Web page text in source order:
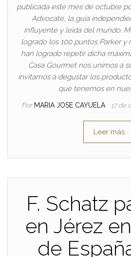
publicada este mes de octubre
Advocate, la guía
influyente y leída del mundo.
logrado los 100 puntos Parker y
han logrado repetir dicha
Casa Gourmet nos unimos a
invitamos a degustar los
que tenemos en
Por MARIA JOSE CAYUELA 17 de
Leer más
F. Schatz
en Jérez
de